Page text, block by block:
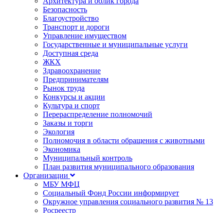
Безопасность
Благоустройство
Транспорт и дороги
Управление имуществом
Государственные и муниципальные услуги
Доступная среда
ЖКХ
Здравоохранение
Предпринимателям
Рынок труда
Конкурсы и акции
Культура и спорт
Перераспределение полномочий
Заказы и торги
Экология
Полномочия в области обращения с животными
Экономика
Муниципальный контроль
План развития муниципального образования
Организации
МБУ МФЦ
Социальный Фонд России информирует
Окружное управления социального развития № 13
Росреестр